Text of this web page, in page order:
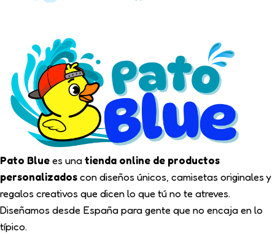
Pato Bluees unatienda online de productos
personalizadoscon diseños únicos, camisetas originales y
regalos creativos que dicen lo que tú no te atreves.
Diseñamos desde España para gente que no encaja en lo
típico.